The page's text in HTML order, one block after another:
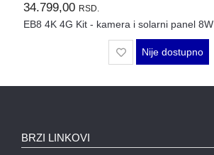
34.799,00 RSD.
EB8 4K 4G Kit - kamera i solarni panel 8W
Nije dostupno
BRZI LINKOVI